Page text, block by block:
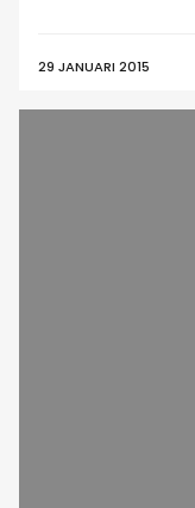
29 JANUARI 2015